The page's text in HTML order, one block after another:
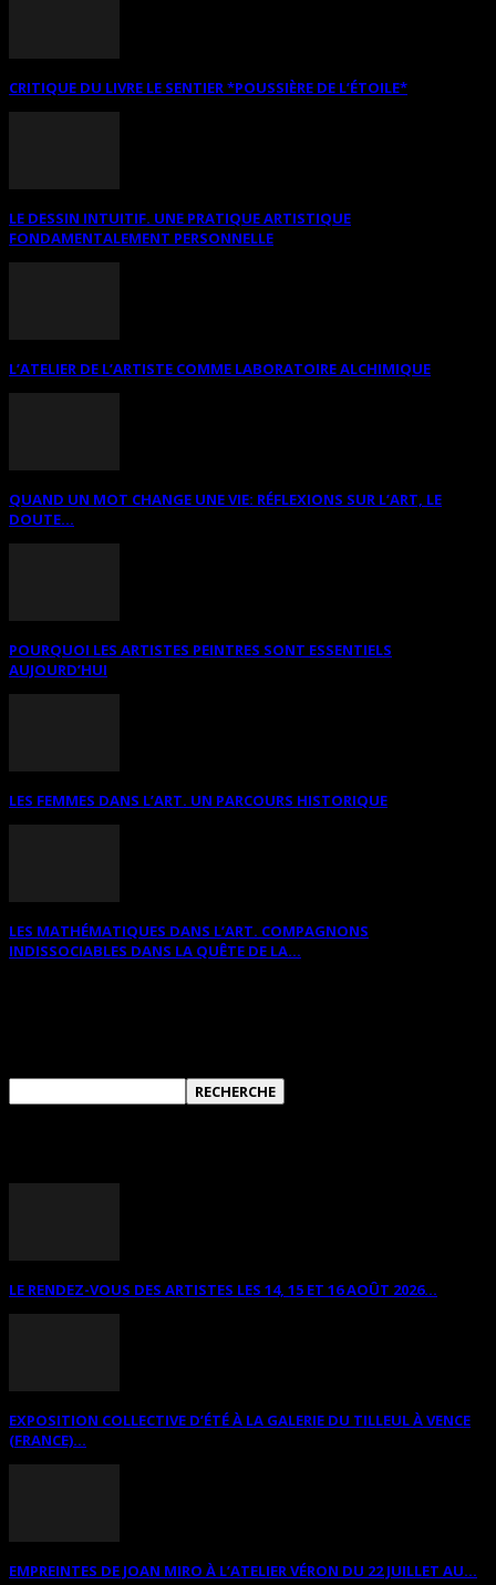
CRITIQUE DU LIVRE LE SENTIER *POUSSIÈRE DE L’ÉTOILE*
LE DESSIN INTUITIF. UNE PRATIQUE ARTISTIQUE
FONDAMENTALEMENT PERSONNELLE
L’ATELIER DE L’ARTISTE COMME LABORATOIRE ALCHIMIQUE
QUAND UN MOT CHANGE UNE VIE: RÉFLEXIONS SUR L’ART, LE
DOUTE...
POURQUOI LES ARTISTES PEINTRES SONT ESSENTIELS
AUJOURD’HUI
LES FEMMES DANS L’ART. UN PARCOURS HISTORIQUE
LES MATHÉMATIQUES DANS L’ART. COMPAGNONS
INDISSOCIABLES DANS LA QUÊTE DE LA...
LE RENDEZ-VOUS DES ARTISTES LES 14, 15 ET 16 AOÛT 2026...
EXPOSITION COLLECTIVE D’ÉTÉ À LA GALERIE DU TILLEUL À VENCE
(FRANCE)...
EMPREINTES DE JOAN MIRO À L’ATELIER VÉRON DU 22 JUILLET AU...